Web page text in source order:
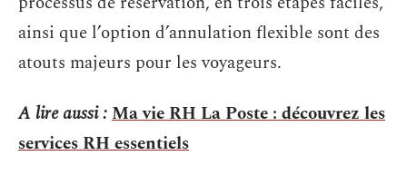
ainsi que l’option d’annulation flexible sont des
atouts majeurs pour les voyageurs.
A lire aussi :Ma vie RH La Poste : découvrez les
services RH essentiels